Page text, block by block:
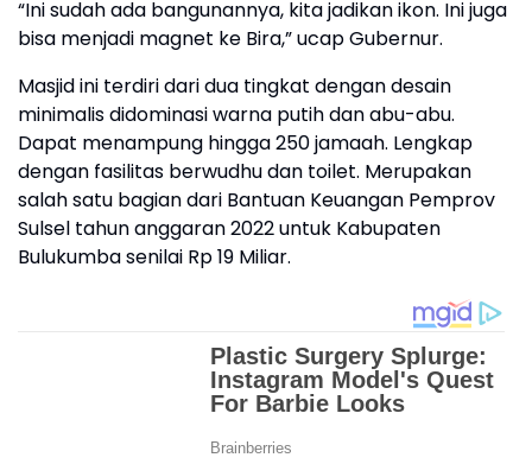
“Ini sudah ada bangunannya, kita jadikan ikon. Ini juga
bisa menjadi magnet ke Bira,” ucap Gubernur.
Masjid ini terdiri dari dua tingkat dengan desain
minimalis didominasi warna putih dan abu-abu.
Dapat menampung hingga 250 jamaah. Lengkap
dengan fasilitas berwudhu dan toilet. Merupakan
salah satu bagian dari Bantuan Keuangan Pemprov
Sulsel tahun anggaran 2022 untuk Kabupaten
Bulukumba senilai Rp 19 Miliar.